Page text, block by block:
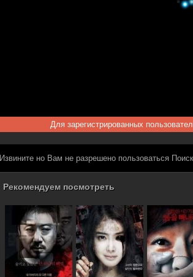
Для зарегистрированных
Извините но Вам не разрешено пользоваться
Рекомендуем посмотреть